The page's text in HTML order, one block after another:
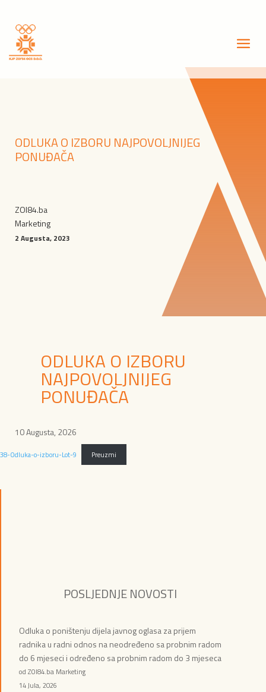
ODLUKA O IZBORU NAJPOVOLJNIJEG
PONUĐAČA
ZOI84.ba
Marketing
2 Augusta, 2023
ODLUKA O IZBORU
NAJPOVOLJNIJEG
PONUĐAČA
10 Augusta, 2026
38-Odluka-o-izboru-Lot-9 Preuzmi
POSLJEDNJE NOVOSTI
Odluka o poništenju dijela javnog oglasa za prijem
radnika u radni odnos na neodređeno sa probnim radom
do 6 mjeseci i određeno sa probnim radom do 3 mjeseca
od ZOI84.ba Marketing
14 Jula, 2026